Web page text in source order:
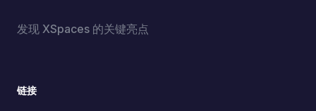
发现 XSpaces 的关键亮点
链接